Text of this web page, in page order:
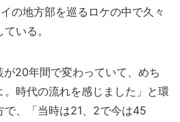
の地方部を巡るロケの中で久々
いる。
20年間で変わっていて、めち
。時代の流れを感じました」と環
で、「当時は21、2で今は45